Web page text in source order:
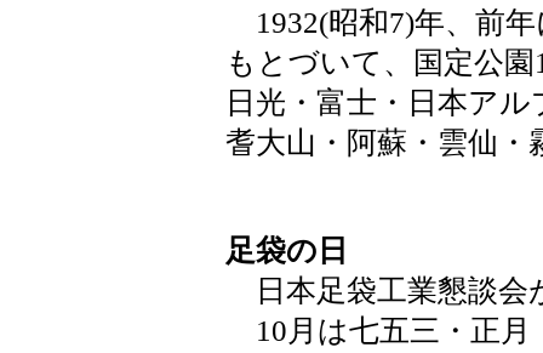
1932(昭和7)年、前
もとづいて、国定公
日光・富士・日本ア
耆大山・阿蘇・雲仙
足袋の日
日本足袋工業懇談会
10月は七五三・正月